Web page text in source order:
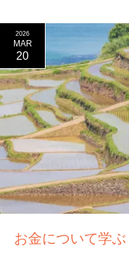
2026
MAR
20
お金について学ぶ